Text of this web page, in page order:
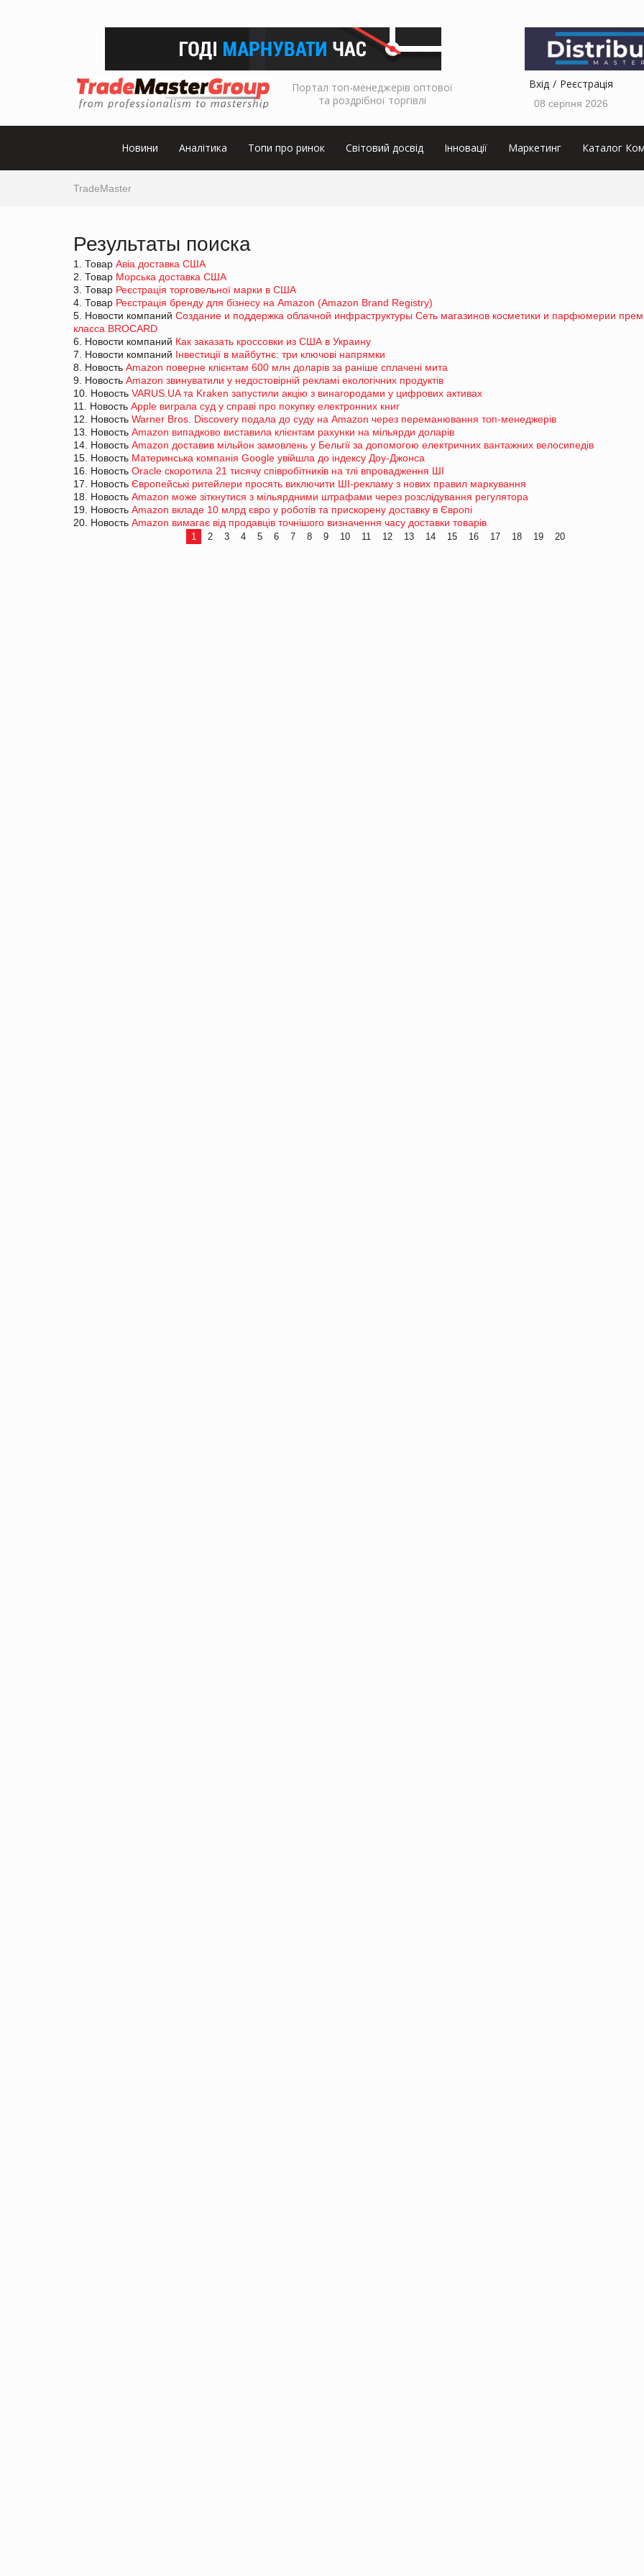
Портал топ-менеджерів оптової
та роздрібної торгівлі
Вхід Реєстрація
08 серпня 2026
Новини Аналітика Топи про ринок Світовий досвід Інновації Маркетинг Каталог
TradeMaster
Результаты поиска
1. Товар Авіа доставка США
2. Товар Морська доставка США
3. Товар Реєстрація торговельної марки в США
4. Товар Реєстрація бренду для бізнесу на Amazon (Amazon Brand Registry)
5. Новости компаний Создание и поддержка облачной инфраструктуры Сеть магазинов косметики и парфюмерии
класса BROCARD
6. Новости компаний Как заказать кроссовки из США в Украину
7. Новости компаний Інвестиції в майбутнє: три ключові напрямки
8. Новость Amazon поверне клієнтам 600 млн доларів за раніше сплачені мита
9. Новость Amazon звинуватили у недостовірній рекламі екологічних продуктів
10. Новость VARUS.UA та Kraken запустили акцію з винагородами у цифрових активах
11. Новость Apple виграла суд у справі про покупку електронних книг
12. Новость Warner Bros. Discovery подала до суду на Amazon через переманювання топ-менеджерів
13. Новость Amazon випадково виставила клієнтам рахунки на мільярди доларів
14. Новость Amazon доставив мільйон замовлень у Бельгії за допомогою електричних вантажних велосипедів
15. Новость Материнська компанія Google увійшла до індексу Доу-Джонса
16. Новость Oracle скоротила 21 тисячу співробітників на тлі впровадження ШІ
17. Новость Європейські ритейлери просять виключити ШІ-рекламу з нових правил маркування
18. Новость Amazon може зіткнутися з мільярдними штрафами через розслідування регулятора
19. Новость Amazon вкладе 10 млрд євро у роботів та прискорену доставку в Європі
20. Новость Amazon вимагає від продавців точнішого визначення часу доставки товарів
1 2 3 4 5 6 7 8 9 10 11 12 13 14 15 16 17 18 19 20